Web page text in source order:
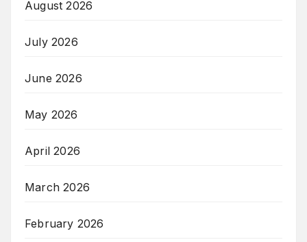
August 2026
July 2026
June 2026
May 2026
April 2026
March 2026
February 2026